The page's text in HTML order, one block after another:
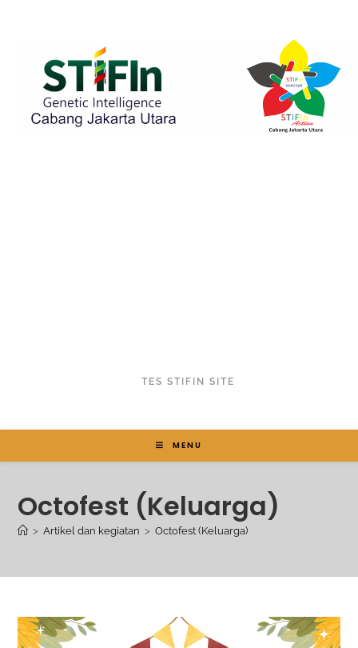
TES STIFIN SITE
MENU
Octofest (Keluarga)
> Artikel dan kegiatan > Octofest (Keluarga)